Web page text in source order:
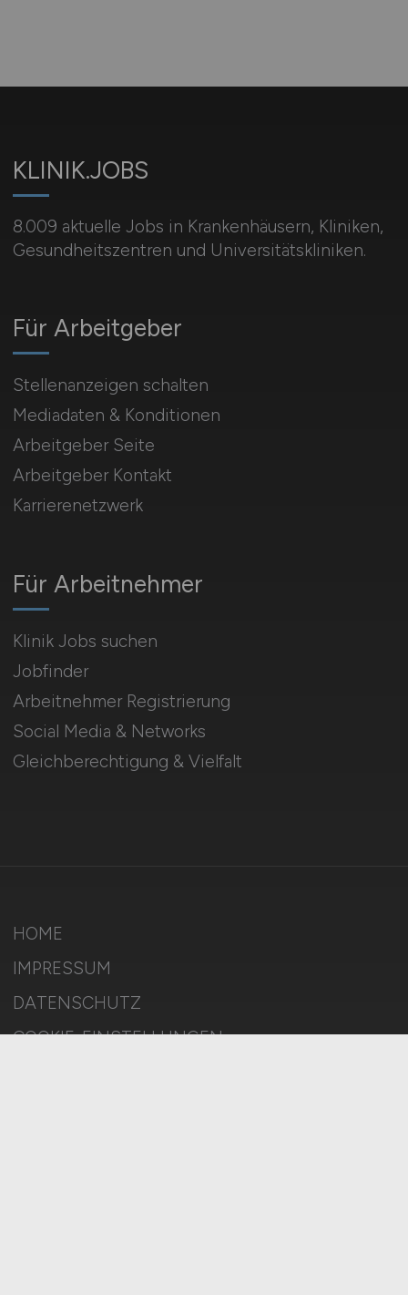
KLINIK.JOBS
8.009 aktuelle Jobs in Krankenhäusern, Kliniken,
Gesundheitszentren und Universitätskliniken.
Für Arbeitnehmer
Klinik Jobs suchen
Jobfinder
Arbeitnehmer Registrierung
Social Media & Networks
Gleichberechtigung & Vielfalt
Für Arbeitgeber
Stellenanzeigen schalten
Mediadaten & Konditionen
Arbeitgeber Seite
Arbeitgeber Kontakt
Karrierenetzwerk
HOME
IMPRESSUM
DATENSCHUTZ
COOKIE-EINSTELLUNGEN